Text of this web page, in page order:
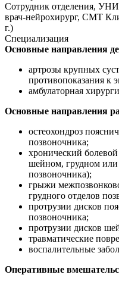
Сотрудник отделения,
врач-нейрохирург, СМТ
г.)
Специализация
Основные направления
артрозы крупных
противопоказания к
амбулаторная
Основные направления
остеохондроз
позвоночника;
хронический
шейном, грудном или
позвоночника);
грыжи
грудного отделов
протрузии дисков
позвоночника;
протрузии дисков
травматические
воспалительные
Оперативные